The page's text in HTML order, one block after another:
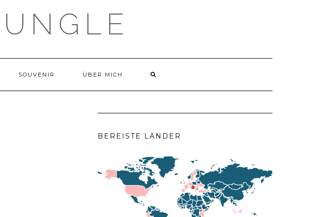
SOUVENIR ÜBER MICH
BEREISTE LÄNDER